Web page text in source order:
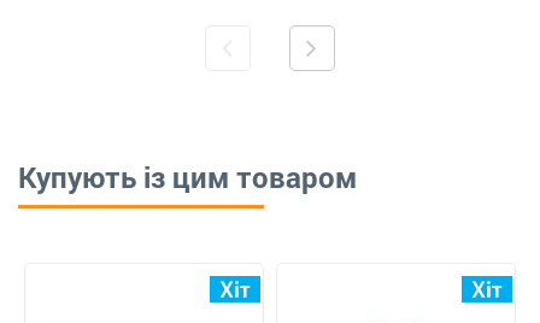
Купують із цим товаром